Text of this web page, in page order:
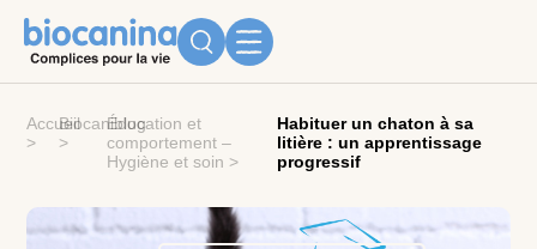
Accueil
>
Biocaniblog
>
Éducation et
comportement –
Hygiène et soin >
Habituer un chaton à sa
litière : un apprentissage
progressif